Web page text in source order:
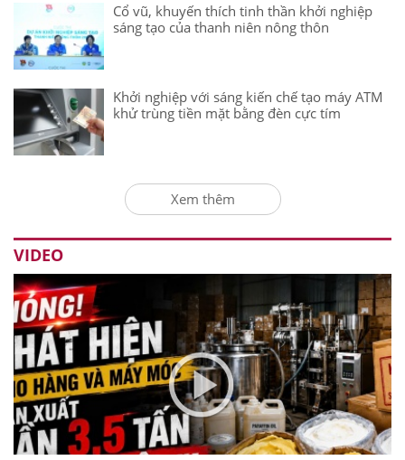
Cổ vũ, khuyến thích tinh thần khởi nghiệp
sáng tạo của thanh niên nông thôn
Khởi nghiệp với sáng kiến chế tạo máy ATM
khử trùng tiền mặt bằng đèn cực tím
Xem thêm
VIDEO